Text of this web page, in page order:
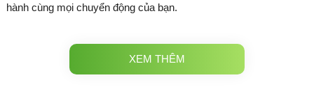
hành cùng mọi chuyển động của bạn.
XEM THÊM